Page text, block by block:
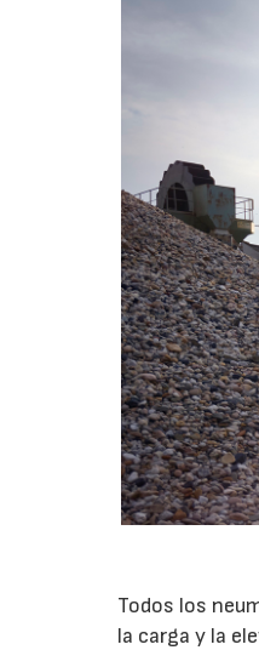
Todos los
la carga y la